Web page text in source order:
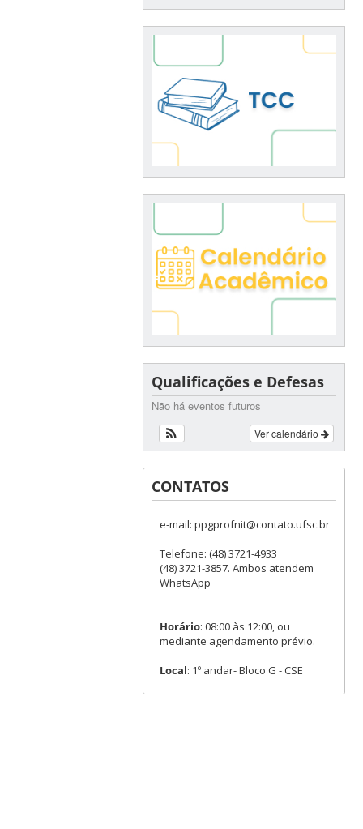
Qualificações e Defesas
Não há eventos futuros
Ver calendário
CONTATOS
e-mail: ppgprofnit@contato.ufsc.br
Telefone: (48) 3721-4933
(48) 3721-3857. Ambos atendem
WhatsApp
Horário: 08:00 às 12:00, ou
mediante agendamento prévio.
Local: 1º andar- Bloco G - CSE